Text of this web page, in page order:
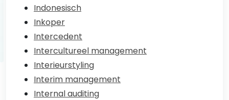
Indonesisch
Inkoper
Intercedent
Intercultureel management
Interieurstyling
Interim management
Internal auditing